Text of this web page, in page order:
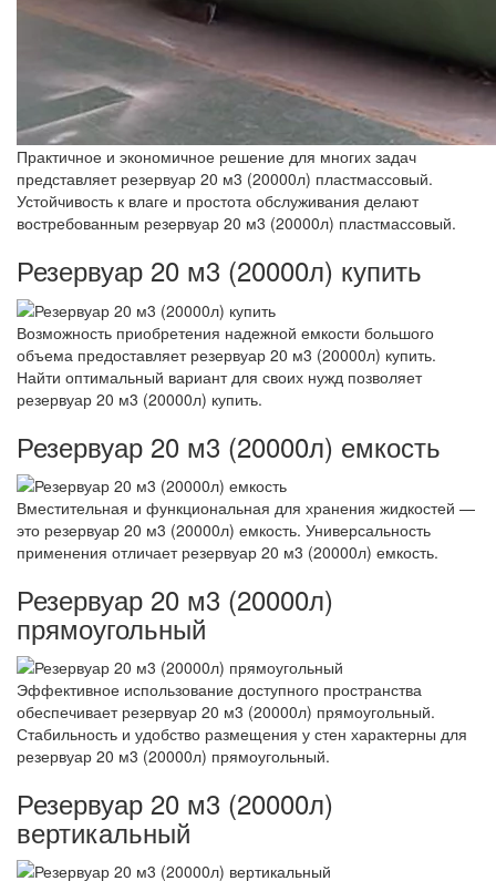
Практичное и экономичное решение для многих задач
представляет резервуар 20 м3 (20000л) пластмассовый.
Устойчивость к влаге и простота обслуживания делают
востребованным резервуар 20 м3 (20000л) пластмассовый.
Резервуар 20 м3 (20000л) купить
Возможность приобретения надежной емкости большого
объема предоставляет резервуар 20 м3 (20000л) купить.
Найти оптимальный вариант для своих нужд позволяет
резервуар 20 м3 (20000л) купить.
Резервуар 20 м3 (20000л) емкость
Вместительная и функциональная для хранения жидкостей —
это резервуар 20 м3 (20000л) емкость. Универсальность
применения отличает резервуар 20 м3 (20000л) емкость.
Резервуар 20 м3 (20000л)
прямоугольный
Эффективное использование доступного пространства
обеспечивает резервуар 20 м3 (20000л) прямоугольный.
Стабильность и удобство размещения у стен характерны для
резервуар 20 м3 (20000л) прямоугольный.
Резервуар 20 м3 (20000л)
вертикальный